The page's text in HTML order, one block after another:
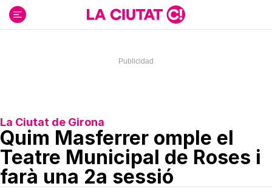
contenido
La Ciutat de Girona
Quim Masferrer omple el
Teatre Municipal de Roses i
farà una 2a sessió